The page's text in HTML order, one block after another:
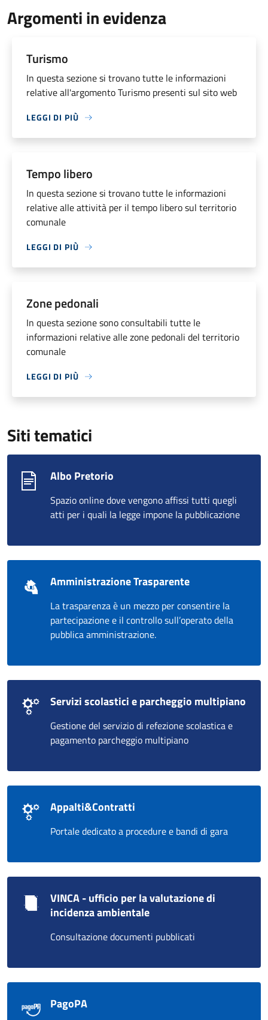
Argomenti in evidenza
Turismo
In questa sezione si trovano tutte le informazioni
relative all'argomento Turismo presenti sul sito web
LEGGI DI PIÙ
Tempo libero
In questa sezione si trovano tutte le informazioni
relative alle attività per il tempo libero sul territorio
comunale
LEGGI DI PIÙ
Zone pedonali
In questa sezione sono consultabili tutte le
informazioni relative alle zone pedonali del territorio
comunale
LEGGI DI PIÙ
Siti tematici
Albo Pretorio
Spazio online dove vengono affissi tutti quegli
atti per i quali la legge impone la pubblicazione
Amministrazione Trasparente
La trasparenza è un mezzo per consentire la
partecipazione e il controllo sull’operato della
pubblica amministrazione.
Servizi scolastici e parcheggio multipiano
Gestione del servizio di refezione scolastica e
pagamento parcheggio multipiano
Appalti&Contratti
Portale dedicato a procedure e bandi di gara
VINCA - ufficio per la valutazione di
incidenza ambientale
Consultazione documenti pubblicati
PagoPA